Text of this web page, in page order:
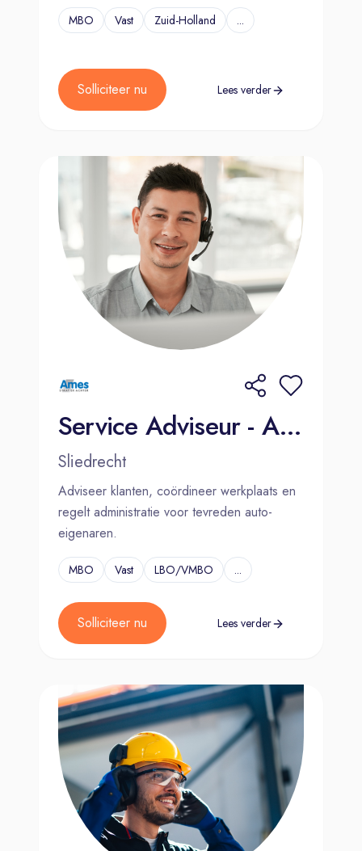
MBO Vast Zuid-Holland ...
Solliciteer nu Lees verder
Service Adviseur - Ames Sliedrecht
Sliedrecht
Adviseer klanten, coördineer werkplaats en
regelt administratie voor tevreden auto-
eigenaren.
MBO Vast LBO/VMBO ...
Solliciteer nu Lees verder